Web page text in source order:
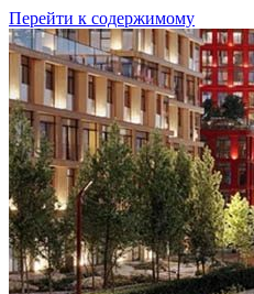
Перейти к содержимому